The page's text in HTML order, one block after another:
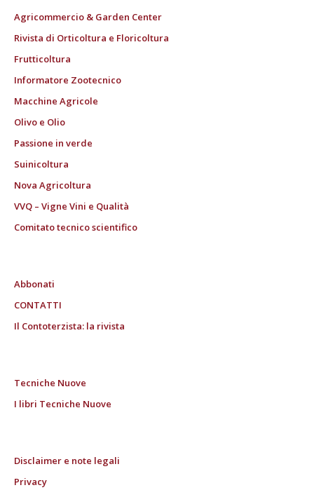
Agricommercio & Garden Center
Rivista di Orticoltura e Floricoltura
Frutticoltura
Informatore Zootecnico
Macchine Agricole
Olivo e Olio
Passione in verde
Suinicoltura
Nova Agricoltura
VVQ – Vigne Vini e Qualità
Comitato tecnico scientifico
Abbonati
CONTATTI
Il Contoterzista: la rivista
Tecniche Nuove
I libri Tecniche Nuove
Disclaimer e note legali
Privacy